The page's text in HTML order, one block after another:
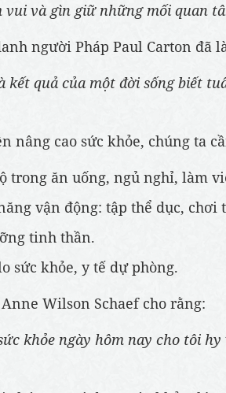
vui và gìn giữ những mối quan
người Pháp Paul Carton đã
kết quả của một đời sống biết
nâng cao sức khỏe, chúng ta
trong ăn uống, ngủ nghỉ, làm
vận động: tập thể dục, chơi
tinh thần.
sức khỏe, y tế dự phòng.
Wilson Schaef cho rằng:
khỏe ngày hôm nay cho tôi